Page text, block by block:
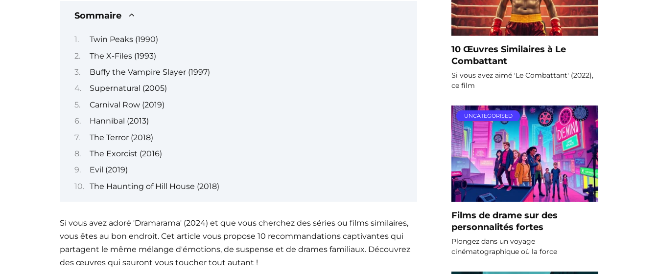
Sommaire
Twin Peaks (1990)
The X-Files (1993)
Buffy the Vampire Slayer (1997)
Supernatural (2005)
Carnival Row (2019)
Hannibal (2013)
The Terror (2018)
The Exorcist (2016)
Evil (2019)
The Haunting of Hill House (2018)
Si vous avez adoré 'Dramarama' (2024) et que vous cherchez des séries ou films similaires,
vous êtes au bon endroit. Cet article vous propose 10 recommandations captivantes qui
partagent le même mélange d'émotions, de suspense et de drames familiaux. Découvrez
des œuvres qui sauront vous toucher tout autant !
10 Œuvres Similaires à Le
Combattant
Si vous avez aimé 'Le Combattant' (2022),
ce film
UNCATEGORISED
Films de drame sur des
personnalités fortes
Plongez dans un voyage
cinématographique où la force